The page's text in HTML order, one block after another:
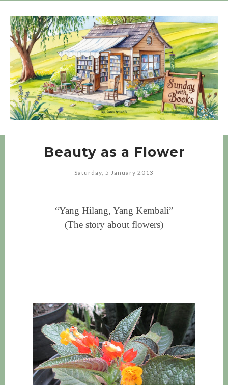
Beauty as a Flower
Saturday, 5 January 2013
“Yang Hilang, Yang Kembali”
(The story about flowers)